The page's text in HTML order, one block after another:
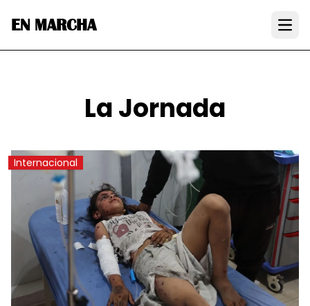
EN MARCHA
La Jornada
Internacional